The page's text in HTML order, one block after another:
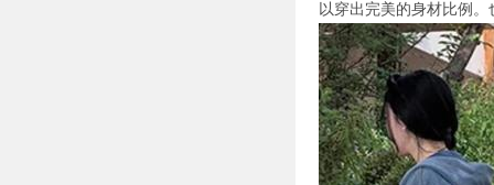
以穿出完美的身材比例